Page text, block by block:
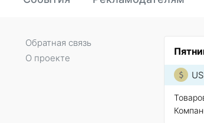
Обратная связь
О проекте